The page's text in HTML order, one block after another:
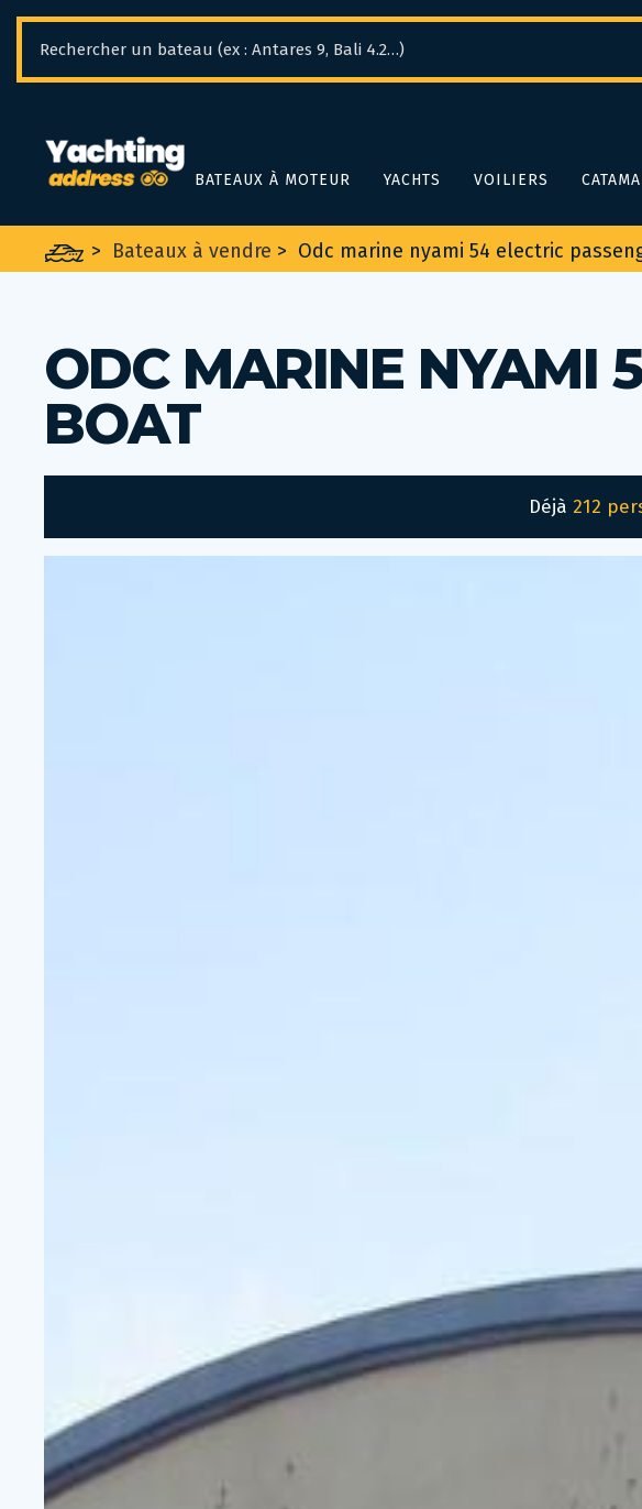
BATEAUX À MOTEUR YACHTS VOILIERS
> Bateaux à vendre > Odc marine nyami 54 electric
ODC MARINE NYAMI
BOAT
Déjà 212
Panneau de gestion des cookies